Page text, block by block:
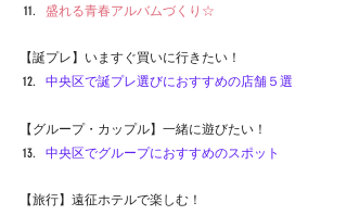
盛れる青春アルバムづくり☆
【誕プレ】いますぐ買いに行きたい！
中央区で誕プレ選びにおすすめの店舗５選
【グループ・カップル】一緒に遊びたい！
中央区でグループにおすすめのスポット
【旅行】遠征ホテルで楽しむ！